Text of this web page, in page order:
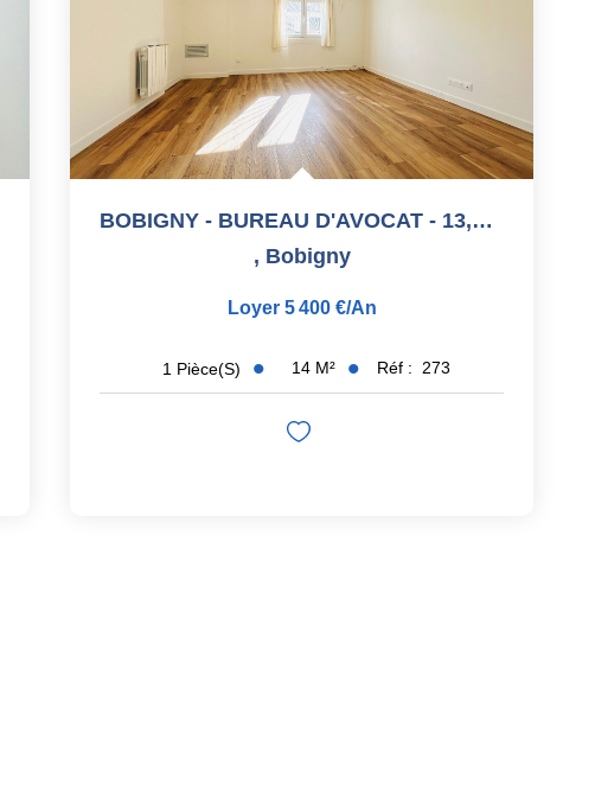
BOBIGNY - BUREAU D'AVOCAT - 13,94 M2
, Bobigny
Loyer 5 400 €/an
1 Pièce(s) 14 M² Réf : 273